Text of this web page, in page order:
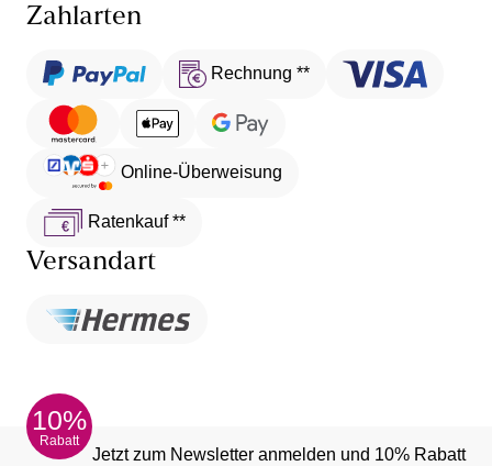
Zahlarten
Rechnung **
Online-Überweisung
Ratenkauf **
Versandart
10%
Rabatt
Jetzt zum Newsletter anmelden und 10% Rabatt